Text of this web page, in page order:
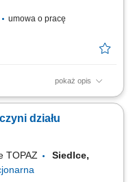
umowa o pracę
pokaż opis
obsługi Klientów
sery itp. monitorowanie
produktów dbałość
działu
TOPAZ
Siedlce,